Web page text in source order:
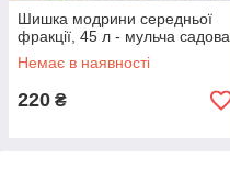
Шишка модрини середньої
фракції, 45 л - мульча садова
Немає в наявності
220 ₴